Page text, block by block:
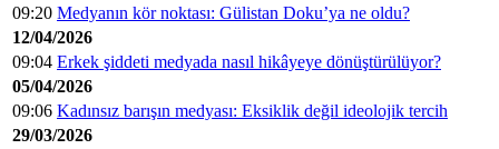
09:20 Medyanın kör noktası: Gülistan Doku’ya ne oldu?
12/04/2026
09:04 Erkek şiddeti medyada nasıl hikâyeye dönüştürülüyor?
05/04/2026
09:06 Kadınsız barışın medyası: Eksiklik değil ideolojik tercih
29/03/2026